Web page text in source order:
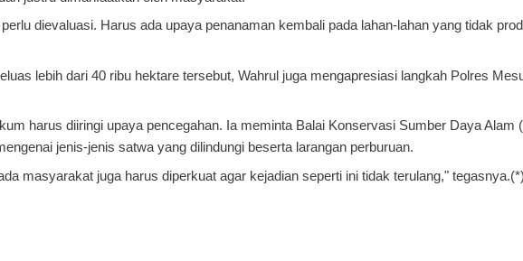
dievaluasi. Harus ada upaya penanaman kembali pada lahan-lahan yang tidak
lebih dari 40 ribu hektare tersebut, Wahrul juga mengapresiasi langkah Polres
harus diiringi upaya pencegahan. Ia meminta Balai Konservasi Sumber Daya Alam
jenis-jenis satwa yang dilindungi beserta larangan perburuan.
masyarakat juga harus diperkuat agar kejadian seperti ini tidak terulang," tegasnya.(*)